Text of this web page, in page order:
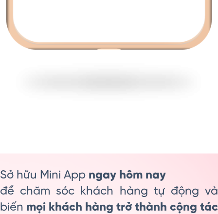
Sở hữu Mini App ngay hôm nay
để chăm sóc khách hàng tự động và
biến mọi khách hàng trở thành cộng tác